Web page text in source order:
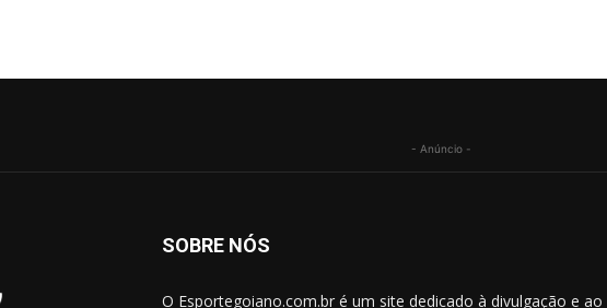
- Anúncio -
SOBRE NÓS
O Esportegoiano.com.br é um site dedicado à divulgação e ao